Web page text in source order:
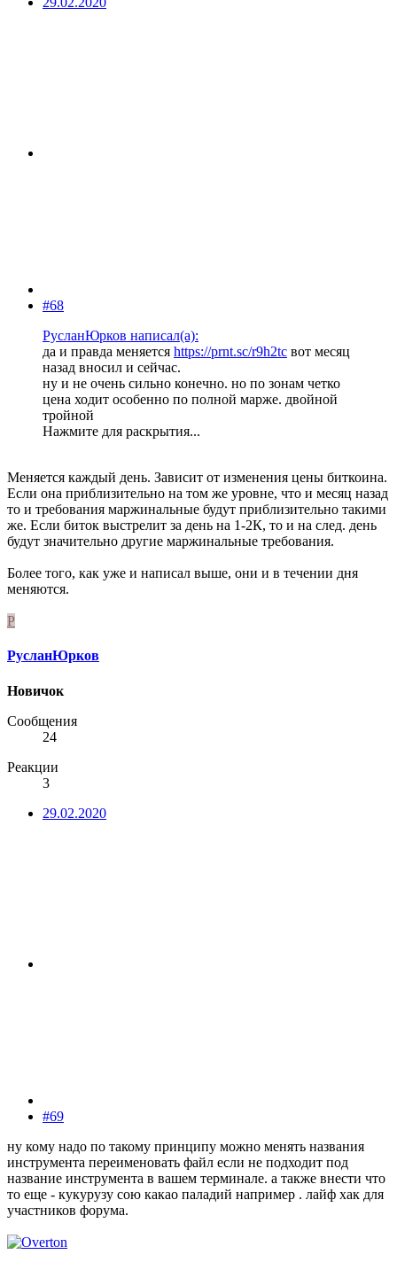
#68
РусланЮрков написал(а):
да и правда меняется https://prnt.sc/r9h2tc вот месяц
назад вносил и сейчас.
ну и не очень сильно конечно. но по зонам четко
цена ходит особенно по полной марже. двойной
тройной
Нажмите для раскрытия...
Меняется каждый день. Зависит от изменения цены биткоина.
Если она приблизительно на том же уровне, что и месяц назад
то и требования маржинальные будут приблизительно такими
же. Если биток выстрелит за день на 1-2К, то и на след. день
будут значительно другие маржинальные требования.
Более того, как уже и написал выше, они и в течении дня
меняются.
Р
РусланЮрков
Новичок
Сообщения
24
Реакции
3
29.02.2020
#69
ну кому надо по такому принципу можно менять названия
инструмента переименовать файл если не подходит под
название инструмента в вашем терминале. а также внести что
то еще - кукурузу сою какао паладий например . лайф хак для
участников форума.